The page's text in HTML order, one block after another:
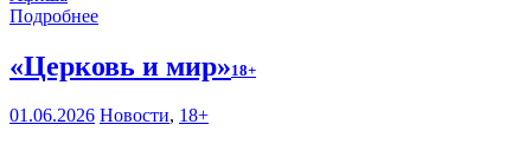
Подробнее
«Церковь и мир»18+
01.06.2026 Новости, 18+